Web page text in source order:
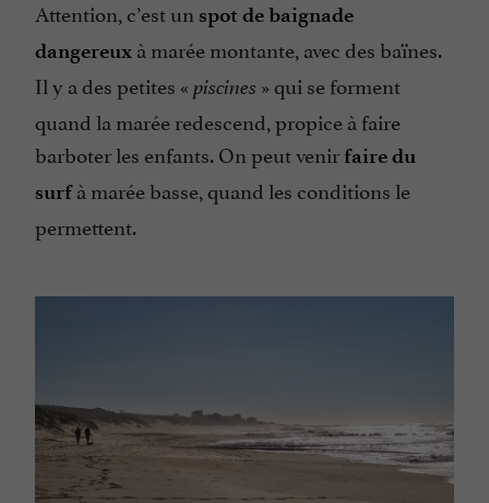
Attention, c’est un spot de baignade
dangereux à marée montante, avec des baïnes.
Il y a des petites « piscines » qui se forment
quand la marée redescend, propice à faire
barboter les enfants. On peut venir faire du
surfà marée basse, quand les conditions le
permettent.